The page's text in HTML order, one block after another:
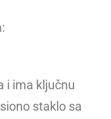
i ima ključnu
staklo sa